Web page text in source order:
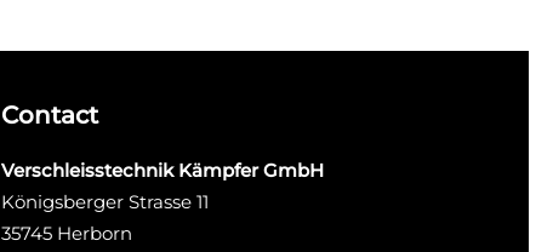
Contact
Verschleisstechnik Kämpfer GmbH
Königsberger Strasse 11
35745 Herborn